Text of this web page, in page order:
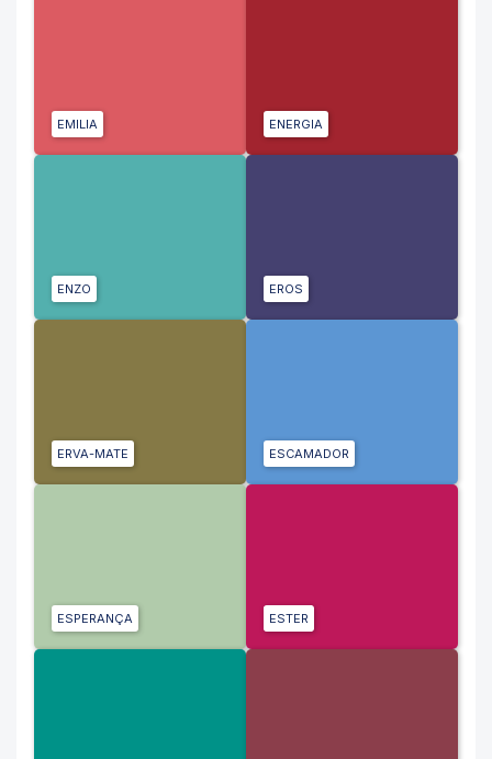
EMILIA ENERGIA
ENZO EROS
ERVA-MATE ESCAMADOR
ESPERANÇA ESTER